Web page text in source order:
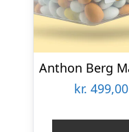
kr. 499,00